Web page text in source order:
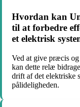
Hvordan kan
til at forbedre
et elektrisk
Ved at give præcis
kan dette relæ
drift af det elektriske
pålideligheden.